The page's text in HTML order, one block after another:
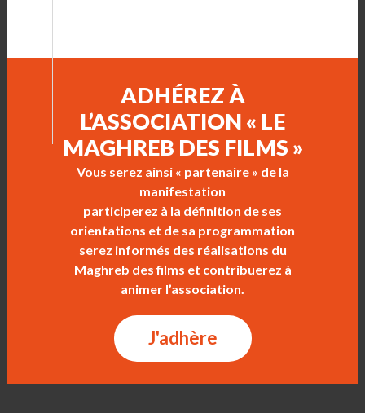
ADHÉREZ À
L’ASSOCIATION « LE
MAGHREB DES FILMS »
Vous serez ainsi « partenaire » de la
manifestation
participerez à la définition de ses
orientations et de sa programmation
serez informés des réalisations du
Maghreb des films et contribuerez à
animer l’association.
J'adhère